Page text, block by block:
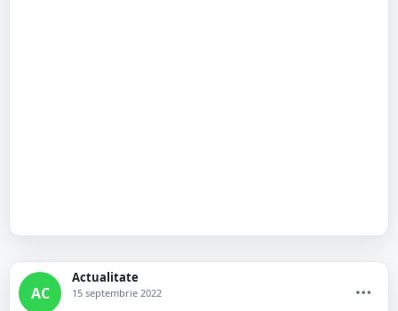
AC
Actualitate
15 septembrie 2022